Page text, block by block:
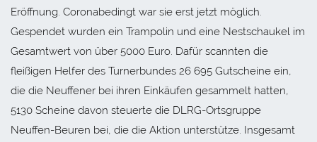
Eröffnung. Coronabedingt war sie erst jetzt möglich.
Gespendet wurden ein Trampolin und eine Nestschaukel im
Gesamtwert von über 5000 Euro. Dafür scannten die
fleißigen Helfer des Turnerbundes 26 695 Gutscheine ein,
die die Neuffener bei ihren Einkäufen gesammelt hatten,
5130 Scheine davon steuerte die DLRG-Ortsgruppe
Neuffen-Beuren bei, die die Aktion unterstütze. Insgesamt